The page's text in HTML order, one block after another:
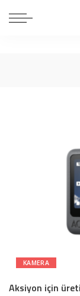
KAMERA
Aksiyon için